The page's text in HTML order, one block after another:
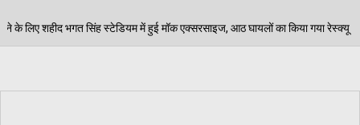
हुई मॉक एक्सरसाइज, आठ घायलों का किया गया रेस्क्यू 06/08/2026